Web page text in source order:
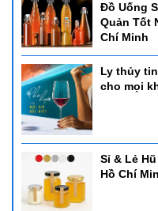
Đồ Uống
Quản Tốt
Chí Minh
Ly thủy
cho mọi
Sỉ & Lẻ
Hồ Chí